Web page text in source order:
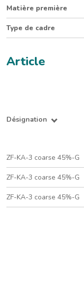
Matière première
Type de cadre
Article
Désignation
ZF-KA-3 coarse 45%-G
ZF-KA-3 coarse 45%-G
ZF-KA-3 coarse 45%-G